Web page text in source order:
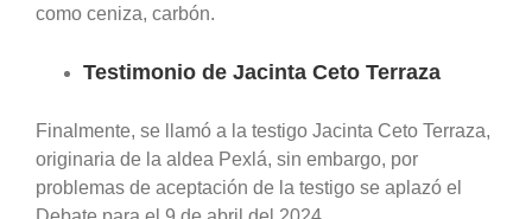
como ceniza, carbón.
Testimonio de Jacinta Ceto Terraza
Finalmente, se llamó a la testigo Jacinta Ceto Terraza,
originaria de la aldea Pexlá, sin embargo, por
problemas de aceptación de la testigo se aplazó el